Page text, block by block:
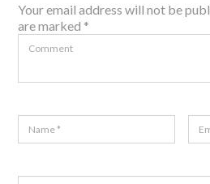
Your email address will not be
are marked *